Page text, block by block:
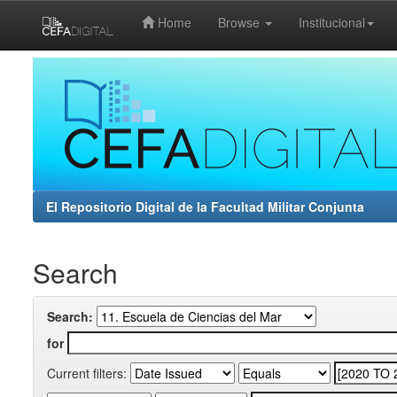
Home Browse Institucional
El Repositorio Digital de la Facultad Militar Conjunta
Search
Search:
for
Current filters: